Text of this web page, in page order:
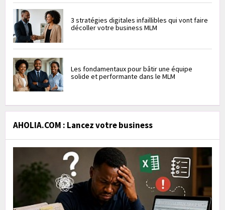
3 stratégies digitales infaillibles qui vont faire
décoller votre business MLM
Les fondamentaux pour bâtir une équipe
solide et performante dans le MLM
AHOLIA.COM : Lancez votre business